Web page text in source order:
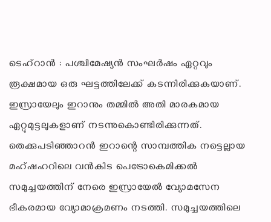
ടെഹ്റാൻ : പശ്ചിമേഷ്യൻ സംഘർഷം ഏറ്റവും
രൂക്ഷമായ ഒരു ഘട്ടത്തിലേക്ക് കടന്നിരിക്കുകയാണ്.
ഇസ്രായേലും ഇറാനും തമ്മിൽ അതി മാരകമായ
ഏറ്റുമുട്ടലുകളാണ് നടന്നുകൊണ്ടിരിക്കുന്നത്.
തെക്കുപടിഞ്ഞാറൻ ഇറാന്റെ സാമ്പത്തിക നട്ടെല്ലായ
മഹ്ഷഹറിലെ വൻകിട പെട്രോകെമിക്കൽ
സമുച്ചയത്തിന് നേരെ ഇസ്രായേൽ വ്യോമസേന
ഭീകരമായ വ്യോമാക്രമണം നടത്തി. സമുച്ചയത്തിലെ